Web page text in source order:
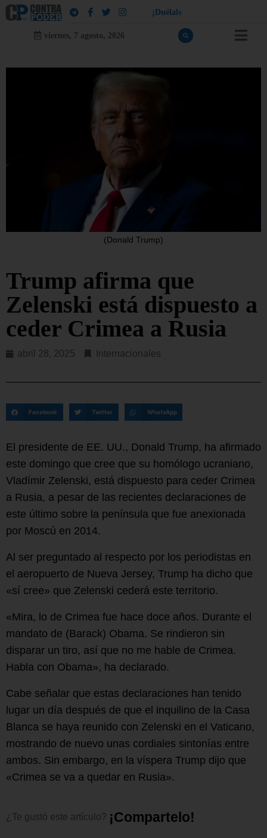
¡ Dué a e
viernes, 7 agosto, 2026
(Donald Trump)
Trump afirma que
Zelenski está dispuesto a
ceder Crimea a Rusia
abril 28, 2025 Internacionales
Facebook Twitter WhatsApp
El presidente de EE. UU., Donald Trump, ha afirmado
este domingo que cree que su homólogo ucraniano,
Vladímir Zelenski, está dispuesto para ceder Crimea
a Rusia, a pesar de las recientes declaraciones de
este último sobre la península que fue anexionada
por Moscú en 2014.
Al ser preguntado al respecto por los periodistas en
el aeropuerto de Nueva Jersey, Trump ha dicho que
«sí cree» que Zelenski cederá este territorio.
«Mira, lo de Crimea fue hace doce años. Durante el
mandato de (Barack) Obama. Se rindieron sin
disparar un tiro, así que no me hable de Crimea.
Habla con Obama», ha declarado.
Cabe señalar que estas declaraciones han tenido
lugar un día después de que el inquilino de la Casa
Blanca se haya reunido con Zelenski en el Vaticano,
mostrando de nuevo unas cordiales sintonías entre
ambos. Sin embargo, en la víspera Trump dijo que
«Crimea se va a quedar en Rusia».
¿Te gustó este artículo? ¡Comparte o!